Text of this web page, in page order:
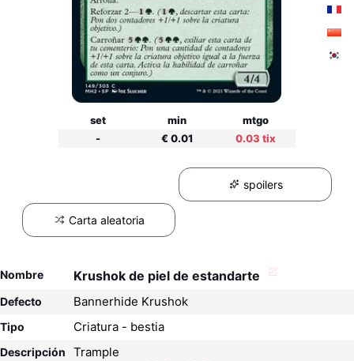
set min
mtgo
-
€ 0.01 0.03 tix
spoilers
Carta aleatoria
Nombre Krushok de piel de estandarte
Defecto Bannerhide Krushok
Tipo Criatura - bestia
Descripción
Trample